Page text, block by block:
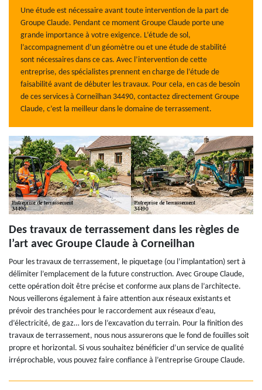
Une étude est nécessaire avant toute intervention de la part de
Groupe Claude. Pendant ce moment Groupe Claude porte une
grande importance à votre exigence. L’étude de sol,
l’accompagnement d’un géomètre ou et une étude de stabilité
sont nécessaires dans ce cas. Avec l’intervention de cette
entreprise, des spécialistes prennent en charge de l’étude de
faisabilité avant de débuter les travaux. Pour cela, en cas de besoin
de ces services à Corneilhan 34490, contactez directement Groupe
Claude, c’est la meilleur dans le domaine de terrassement.
Des travaux de terrassement dans les règles de
l’art avec Groupe Claude à Corneilhan
Pour les travaux de terrassement, le piquetage (ou l’implantation) sert à
délimiter l’emplacement de la future construction. Avec Groupe Claude,
cette opération doit être précise et conforme aux plans de l’architecte.
Nous veillerons également à faire attention aux réseaux existants et
prévoir des tranchées pour le raccordement aux réseaux d’eau,
d’électricité, de gaz… lors de l’excavation du terrain. Pour la finition des
travaux de terrassement, nous nous assurerons que le fond de fouilles soit
propre et horizontal. Si vous souhaitez bénéficier d’un service de qualité
irréprochable, vous pouvez faire confiance à l’entreprise Groupe Claude.